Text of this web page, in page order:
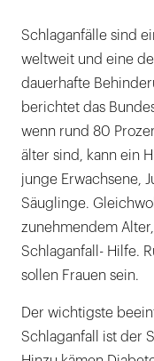
Schlaganfälle sind
weltweit und eine
dauerhafte
berichtet das
wenn rund 80
älter sind, kann ein
junge Erwachsene,
Säuglinge.
zunehmendem
Schlaganfall- Hilfe.
sollen Frauen sein.
Der wichtigste
Schlaganfall ist der